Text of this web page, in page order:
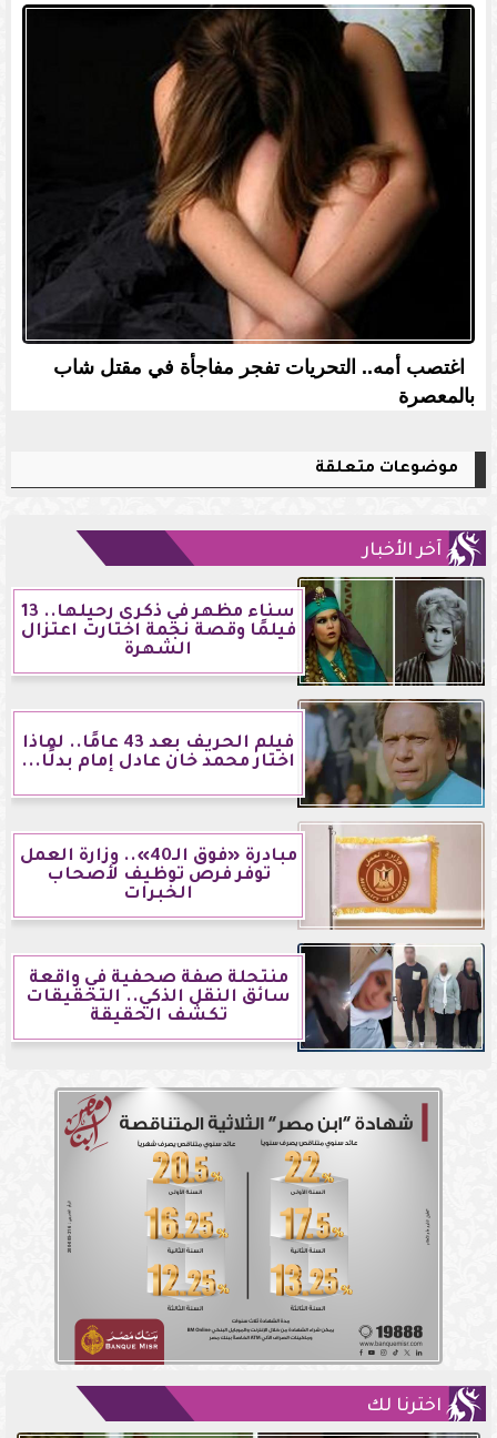
اغتصب أمه.. التحريات تفجر مفاجأة في مقتل شاب
بالمعصرة
موضوعات متعلقة
آخر الأخبار
سناء مظهر في ذكرى رحيلها.. 13
فيلمًا وقصة نجمة اختارت اعتزال
الشهرة
فيلم الحريف بعد 43 عامًا.. لماذا
اختار محمد خان عادل إمام بدلًا...
مبادرة «فوق الـ40».. وزارة العمل
توفر فرص توظيف لأصحاب
الخبرات
منتحلة صفة صحفية في واقعة
سائق النقل الذكي.. التحقيقات
تكشف الحقيقة
اخترنا لك